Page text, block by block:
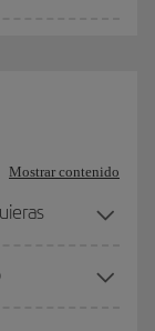
Mostrar contenido